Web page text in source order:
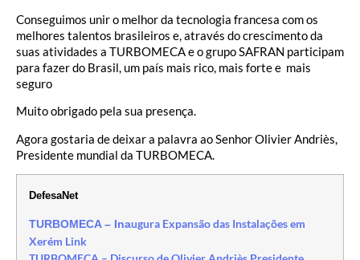
Conseguimos unir o melhor da tecnologia francesa com os
melhores talentos brasileiros e, através do crescimento da
suas atividades a TURBOMECA e o grupo SAFRAN participam
para fazer do Brasil, um país mais rico, mais forte e mais
seguro
Muito obrigado pela sua presença.
Agora gostaria de deixar a palavra ao Senhor Olivier Andriès,
Presidente mundial da TURBOMECA.
DefesaNet
TURBOMECA – Inaugura Expansão das Instalações em
Xerém Link